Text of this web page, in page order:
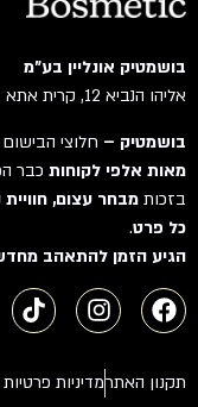
בושמטיק אונליין בע"מ
אליהו הנביא 12, קרית אתא
בושמטיק –חלוצי הבישום
מאות אלפי לקוחותכבר
בזכותמבחר עצום, חוויית
כל פרט.
הגיע הזמן להתאהב מחדש.
תקנון האתרמדיניות פרטיות